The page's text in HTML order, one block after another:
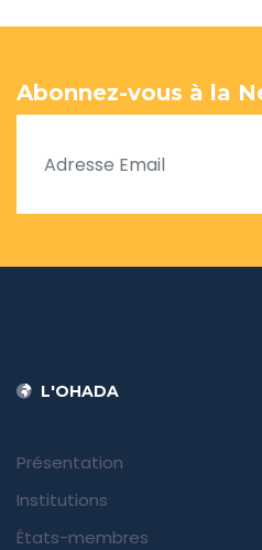
Abonnez-vous à la
L'OHADA
Présentation
Institutions
États-membres